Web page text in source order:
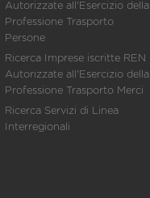
Autorizzate all'Esercizio della
Professione Trasporto
Persone
Ricerca Imprese iscritte REN
Autorizzate all'Esercizio della
Professione Trasporto Merci
Ricerca Servizi di Linea
Interregionali